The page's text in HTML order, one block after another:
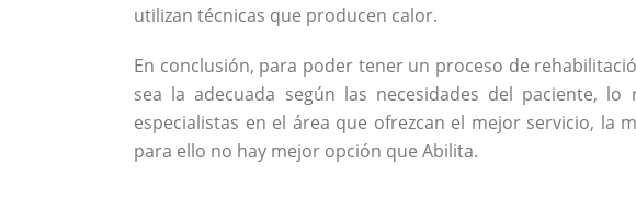
utilizan técnicas que producen calor.
En conclusión, para poder tener un proceso de
sea la adecuada según las necesidades del paciente,
especialistas en el área que ofrezcan el mejor servicio, la
para ello no hay mejor opción que Abilita.